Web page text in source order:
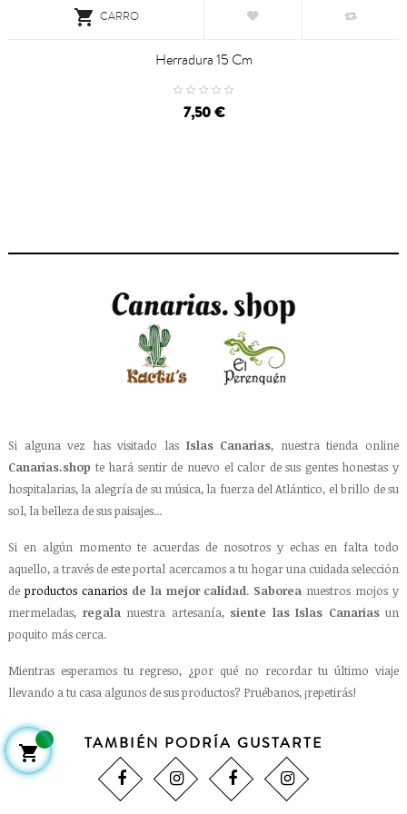
 CARRO
Herradura 15 Cm
7,50 €
Si alguna vez has visitado las Islas Canarias, nuestra tienda online
Canarias.shop te hará sentir de nuevo el calor de sus gentes honestas y
hospitalarias, la alegría de su música, la fuerza del Atlántico, el brillo de su
sol, la belleza de sus paisajes...
Si en algún momento te acuerdas de nosotros y echas en falta todo
aquello, a través de este portal acercamos a tu hogar una cuidada selección
de productos canariosde la mejor calidad. Saborea nuestros mojos y
mermeladas, regalanuestra artesanía, siente las Islas Canariasun
poquito más cerca.
Mientras esperamos tu regreso, ¿por qué no recordar tu último viaje
llevando a tu casa algunos de sus productos? Pruébanos, ¡repetirás!
TAMBIÉN PODRÍA GUSTARTE
